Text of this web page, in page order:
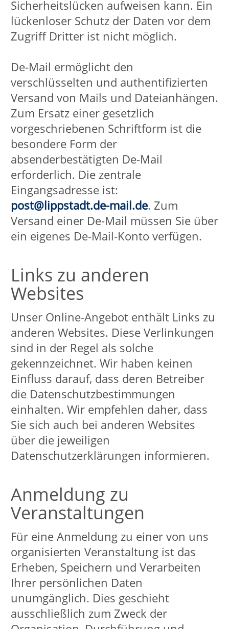
http://instagram.com/about/legal/privacy/
Einsatz von Google-Maps
Wir setzen auf unserer Seite die
Google Inc., 1600 Amphitheatre
Parkway, Mountain View, CA 94043
USA, nachfolgend „Google", ein. Bei
jedem einzelnen Aufruf der
Komponente "Google Maps" wird von
Google ein Cookie gesetzt, um bei der
Anzeige der Seite, auf der die
Komponente "Google Maps" integriert
ist, Nutzereinstellungen und -daten zu
verarbeiten. Dieses Cookie wird im
Regelfall nicht durch das Schließen des
Browsers gelöscht, sondern läuft nach
einer bestimmten Zeit ab, soweit es
nicht von Ihnen zuvor manuell
gelöscht wird. Wenn Sie mit dieser
Verarbeitung Ihrer Daten nicht
einverstanden sind, so besteht die
Weg die Übertragung von Daten an
Google zu verhindern. Dazu müssen
Sie die Java-Script-Funktion in Ihrem
jedoch darauf hin, dass Sie in diesem
Fall die "Google Maps" nicht oder nur
eingeschränkt nutzen können. Die
Nutzung von "Google Maps" und der
über "Google Maps" erlangten
Informationen erfolgt gemäß
den Google-
Nutzungsbedingungen:http://www.google.de/intl/de/
sowie der
zusätzlichen Geschäftsbedingungen für
„Google
Maps": https://www.google.com/intl/de_de/help/
Wir haben keinen Einfluss auf die
sind auch nicht der Umfang der
Datenerhebung, die Zwecke sowie die
Speicherfristen bekannt.
VHS-Login-Daten für
Kursleiter-Login
Den VHS-Kursleitungen wird die
Möglichkeit eines Kursleiter-Logins
geboten. Bei der erstmaligen
Registrierung werden nachfolgende
Daten erhoben: